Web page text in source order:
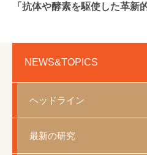
NEWS&TOPICS
ヘッドライン
最新の研究
「抗体や酵素を駆使した革新